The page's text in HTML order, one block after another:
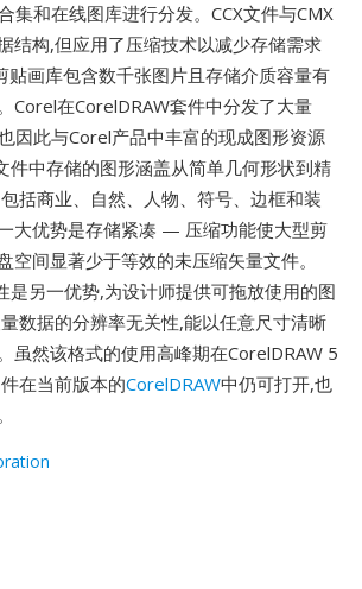
集和在线图库进行分发。CCX文件与CMX
结构,但应用了压缩技术以减少存储需求
画库包含数千张图片且存储介质容量有
Corel在CorelDRAW套件中分发了大量
因此与Corel产品中丰富的现成图形资源
件中存储的图形涵盖从简单几何形状到精
括商业、自然、人物、符号、边框和装
大优势是存储紧凑 — 压缩功能使大型剪
空间显著少于等效的未压缩矢量文件。
是另一优势,为设计师提供可拖放使用的图
数据的分辨率无关性,能以任意尺寸清晰
虽然该格式的使用高峰期在CorelDRAW 5
在当前版本的CorelDRAW中仍可打开,也